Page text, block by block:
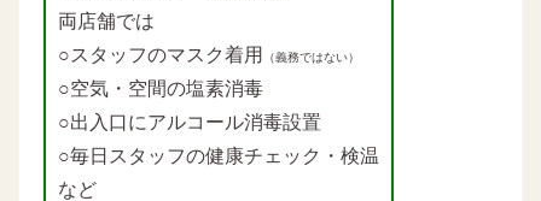
両店舗では
○スタッフのマスク着用
（義務ではない）
○空気・空間の塩素消毒
○出入口にアルコール消毒設置
○毎日スタッフの健康チェック・検温
など